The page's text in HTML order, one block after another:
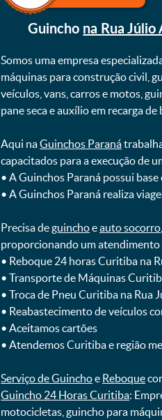
Guincho na Rua
Somos uma empresa
máquinas para construção civil,
veículos, vans, carros e motos,
pane seca e auxílio em recarga de
Aqui naGuinchos Paraná
capacitados para a execução de
ㅤㅤ• A Guinchos Paraná possui
ㅤㅤ• A Guinchos Paraná realiza
Precisa deguinchoeauto socorro
proporcionando um atendimento
ㅤㅤ• Reboque 24 horas Curitiba
ㅤㅤ• Transporte de Máquinas
ㅤㅤ• Troca de Pneu Curitiba na
ㅤㅤ• Reabastecimento de veículos
ㅤㅤ• Aceitamos cartões
ㅤㅤ• Atendemos Curitiba e região
Serviço de Guinchoe Reboque
Guincho 24 Horas Curitiba:
motocicletas, guincho para